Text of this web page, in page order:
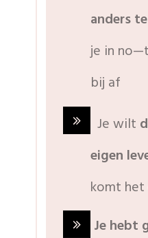
anders
je in
bij af
Je wilt
eigen
komt
Je hebt